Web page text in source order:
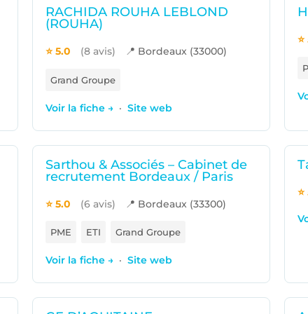
RACHIDA ROUHA LEBLOND
(ROUHA)
⭐ 5.0 (8 avis) 📍 Bordeaux (33000)
Grand Groupe
Voir la fiche → · Site web
Sarthou & Associés – Cabinet de
recrutement Bordeaux / Paris
⭐ 5.0 (6 avis) 📍 Bordeaux (33300)
PME ETI Grand Groupe
Voir la fiche → · Site web